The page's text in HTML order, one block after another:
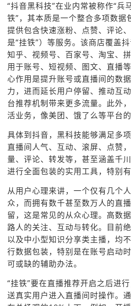
“抖音黑科技”在业内常被称作“兵
铁”，其本质是一个整合多项数据
提供包含快速涨粉、点赞、评论
是“挂铁”）等服务。该商店覆盖
知乎、视频号、百家号、淘宝、
用于账号、短视频、图文、直播
心作用是提升账号或直播间的数
力，进而延长用户停留、推动互
台推荐机制带来更多流量。此外
活业务，像美团、饿了么等平台的
具体到抖音，黑科技能够满足多
直播间人气、互动、滚屏、点赞
量、评论、转发等，甚至涵盖千
进行全面包装的实用工具，特别有
从用户心理来讲，一个仅有几个
众，而拥有数千甚至数万人的直
留，这是常见的从众心理。高数
路人的关注、互动与转化。目前
以及中小型知识分享类主播，均
行数据包装，特别是在账号启动
可或缺的辅助办法。
“挂铁”要在直播推荐开启之后进
送真实用户进入直播间时操作。